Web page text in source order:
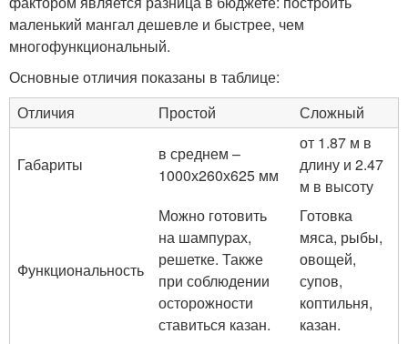
маленький мангал дешевле и быстрее, чем
многофункциональный.
Основные отличия показаны в таблице:
Отличия
Простой Сложный
Габариты
в среднем –
1000х260х625 мм
от 1.87 м в
длину и 2.47
м в высоту
Функциональность
Можно готовить
на шампурах,
решетке. Также
при соблюдении
осторожности
ставиться казан.
Готовка
мяса, рыбы,
овощей,
супов,
коптильня,
казан.